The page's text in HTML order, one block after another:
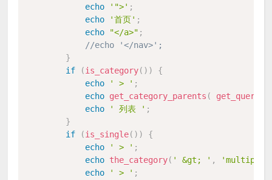
echo
'">' ;
echo
'首页' ;
echo
"</a>" ;
//echo '</nav>';
}
if
(is_category( ) )
{
echo
' > ' ;
echo get_category_parents (
echo
' 列表 ' ;
}
if
(is_single( ) )
{
echo
' > ' ;
echo the_category( ' &gt; ' , 'multiple'
echo
' > ' ;